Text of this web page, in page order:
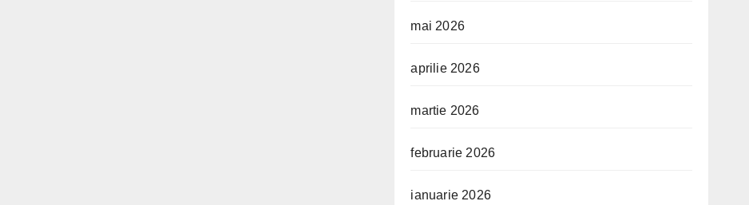
mai 2026
aprilie 2026
martie 2026
februarie 2026
ianuarie 2026